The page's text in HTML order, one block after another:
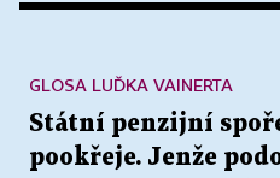
Státní penzijní
pookřeje. Jenže
GLOSA LUĎKA VAINERTA